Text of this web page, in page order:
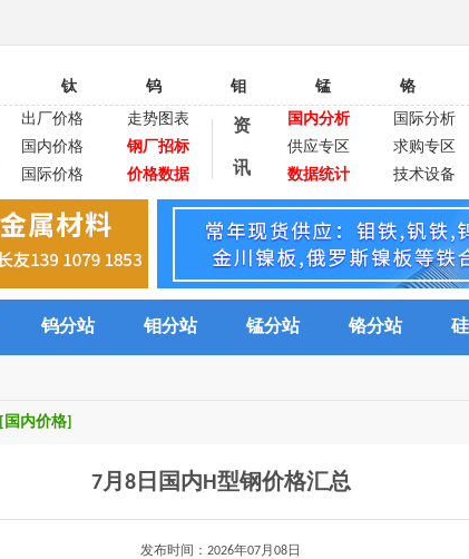
钛 钨 钼 锰 铬
出厂价格
走势图表
国内价格
钢厂招标
国际价格
价格数据
资
讯
国内分析 国际分析
供应专区
求购专区
数据统计
技术设备
钨分站 钼分站 锰分站 铬分站
[国内价格]
7月8日国内H型钢价格汇总
发布时间：2026年07月08日